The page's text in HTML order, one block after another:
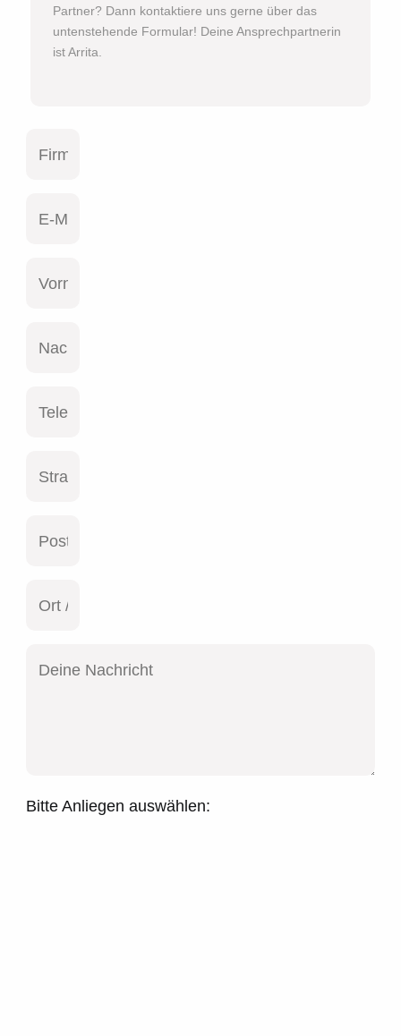
Partner? Dann kontaktiere uns gerne über das
untenstehende Formular! Deine Ansprechpartnerin
ist Arrita.
Bitte Anliegen auswählen: